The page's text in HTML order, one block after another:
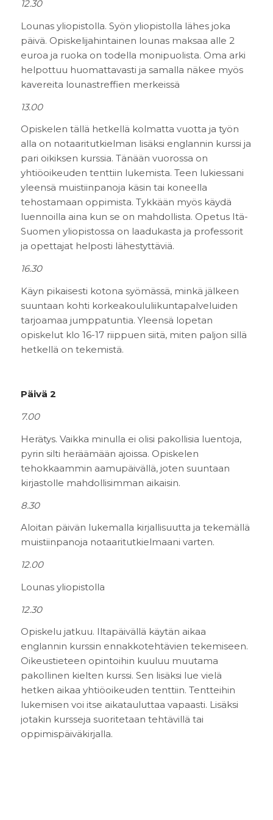
12.30
Lounas yliopistolla. Syön yliopistolla lähes joka
päivä. Opiskelijahintainen lounas maksaa alle 2
euroa ja ruoka on todella monipuolista. Oma arki
helpottuu huomattavasti ja samalla näkee myös
kavereita lounastreffien merkeissä
13.00
Opiskelen tällä hetkellä kolmatta vuotta ja työn
alla on notaaritutkielman lisäksi englannin kurssi ja
pari oikiksen kurssia. Tänään vuorossa on
yhtiöoikeuden tenttiin lukemista. Teen lukiessani
yleensä muistiinpanoja käsin tai koneella
tehostamaan oppimista. Tykkään myös käydä
luennoilla aina kun se on mahdollista. Opetus Itä-
Suomen yliopistossa on laadukasta ja professorit
ja opettajat helposti lähestyttäviä.
16.30
Käyn pikaisesti kotona syömässä, minkä jälkeen
suuntaan kohti korkeakoululiikuntapalveluiden
tarjoamaa jumppatuntia. Yleensä lopetan
opiskelut klo 16-17 riippuen siitä, miten paljon sillä
hetkellä on tekemistä.
Päivä 2
7.00
Herätys. Vaikka minulla ei olisi pakollisia luentoja,
pyrin silti heräämään ajoissa. Opiskelen
tehokkaammin aamupäivällä, joten suuntaan
kirjastolle mahdollisimman aikaisin.
8.30
Aloitan päivän lukemalla kirjallisuutta ja tekemällä
muistiinpanoja notaaritutkielmaani varten.
12.00
Lounas yliopistolla
12.30
Opiskelu jatkuu. Iltapäivällä käytän aikaa
englannin kurssin ennakkotehtävien tekemiseen.
Oikeustieteen opintoihin kuuluu muutama
pakollinen kielten kurssi. Sen lisäksi lue vielä
hetken aikaa yhtiöoikeuden tenttiin. Tentteihin
lukemisen voi itse aikatauluttaa vapaasti. Lisäksi
jotakin kursseja suoritetaan tehtävillä tai
oppimispäiväkirjalla.